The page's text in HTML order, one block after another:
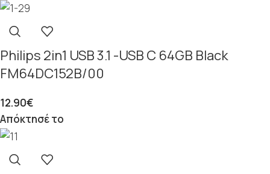
Philips 2in1 USB 3.1 -USB C 64GB Black
FM64DC152B/00
12.90€
Απόκτησέ το